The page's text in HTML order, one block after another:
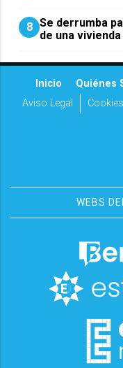
8 Se derrumba
de una
Inicio Quiénes
Aviso Legal
Cookies
WEBS